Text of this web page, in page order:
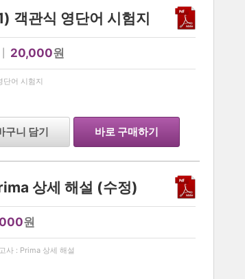
객관식 영단어 시험지
| 20,000원
단어 시험지
구니 담기 바로 구매하기
상세 해설 (수정)
원
사 : Prima 상세 해설